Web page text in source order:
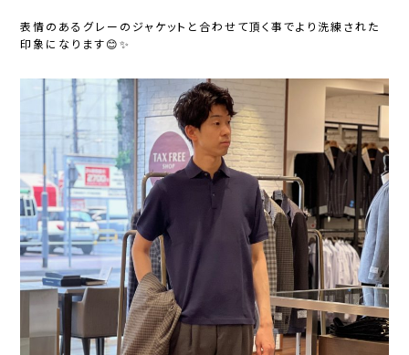
表情のあるグレーのジャケットと合わせて頂く事でより洗練された
印象になります😊✨